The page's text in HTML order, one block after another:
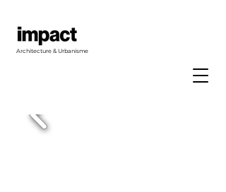
Architecture & Urbanisme